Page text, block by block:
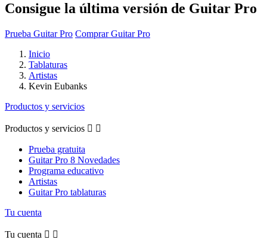
Consigue la última versión de Guitar Pro
Prueba Guitar Pro Comprar Guitar Pro
Inicio
Tablaturas
Artistas
Kevin Eubanks
Productos y servicios
Productos y servicios  
Prueba gratuita
Guitar Pro 8 Novedades
Programa educativo
Artistas
Guitar Pro tablaturas
Tu cuenta
Tu cuenta  